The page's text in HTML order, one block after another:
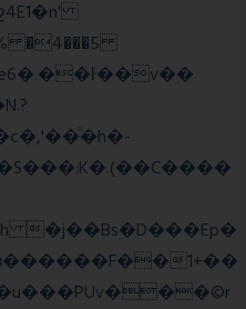
�4���5
-
�S���:K�.(��C����
�j��Bs�D���Ep�
1+��